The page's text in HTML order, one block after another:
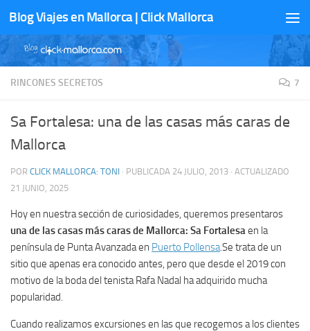
Saltar al contenido
Blog Viajes en Mallorca | Click Mallorca
RINCONES SECRETOS 7
Sa Fortalesa: una de las casas más caras de
Mallorca
POR CLICK MALLORCA: TONI · PUBLICADA 24 JULIO, 2013 · ACTUALIZADO
21 JUNIO, 2025
Hoy en nuestra sección de curiosidades, queremos presentaros
una de las casas más caras de Mallorca: Sa Fortalesa en la
península de Punta Avanzada en Puerto Pollensa.Se trata de un
sitio que apenas era conocido antes, pero que desde el 2019 con
motivo de la boda del tenista Rafa Nadal ha adquirido mucha
popularidad.
Cuando realizamos excursiones en las que recogemos a los clientes